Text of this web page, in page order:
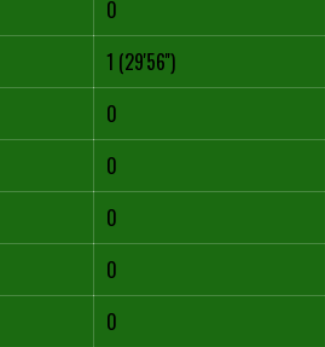
0
1 (29'56'')
0
0
0
0
0